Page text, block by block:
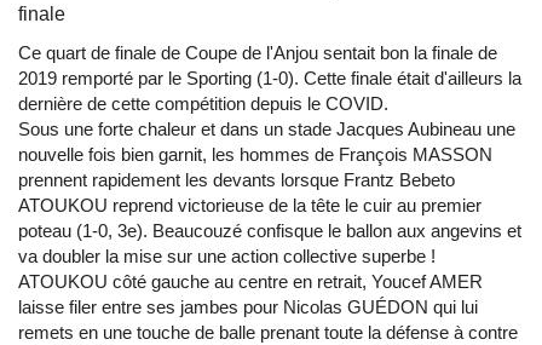
finale
Ce quart de finale de Coupe de l'Anjou sentait bon la finale de
2019 remporté par le Sporting (1-0). Cette finale était d'ailleurs la
dernière de cette compétition depuis le COVID.
Sous une forte chaleur et dans un stade Jacques Aubineau une
nouvelle fois bien garnit, les hommes de François MASSON
prennent rapidement les devants lorsque Frantz Bebeto
ATOUKOU reprend victorieuse de la tête le cuir au premier
poteau (1-0, 3e). Beaucouzé confisque le ballon aux angevins et
va doubler la mise sur une action collective superbe !
ATOUKOU côté gauche au centre en retrait, Youcef AMER
laisse filer entre ses jambes pour Nicolas GUÉDON qui lui
remets en une touche de balle prenant toute la défense à contre